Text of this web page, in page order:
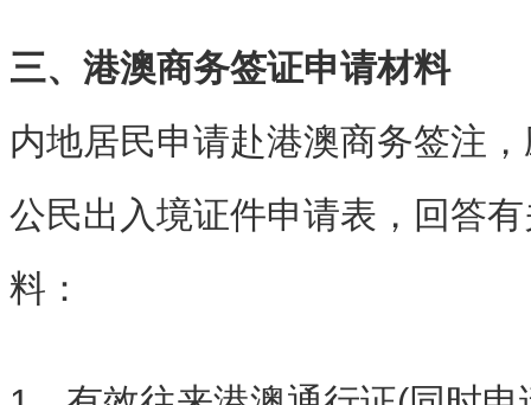
三、港澳商务签证申请材料
内地居民申请赴港澳商务签注
公民出入境证件申请表，回答
料：